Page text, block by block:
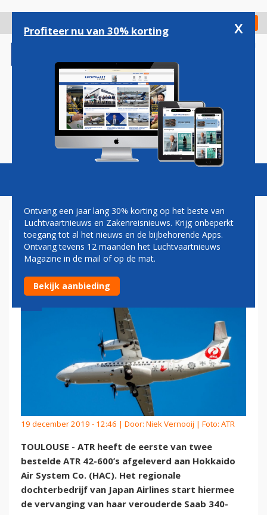
gaan
Check in
Magazine Podcasts Vacatures
EERSTE ATR 42-600 VOOR
DOCHTERBEDRIJF JAL
19 december 2019 - 12:46 | Door: Niek Vernooij | Foto: ATR
TOULOUSE - ATR heeft de eerste van twee
bestelde ATR 42-600’s afgeleverd aan Hokkaido
Air System Co. (HAC). Het regionale
dochterbedrijf van Japan Airlines start hiermee
de vervanging van haar verouderde Saab 340-
Profiteer nu van 30% korting x
Ontvang een jaar lang 30% korting op het beste van
Luchtvaartnieuws en Zakenreisnieuws. Krijg onbeperkt
toegang tot al het nieuws en de bijbehorende Apps.
Ontvang tevens 12 maanden het Luchtvaartnieuws
Magazine in de mail of op de mat.
Bekijk aanbieding